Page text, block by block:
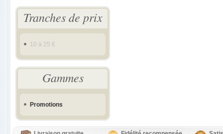
Tranches de prix
10 à 25 €
Gammes
Promotions